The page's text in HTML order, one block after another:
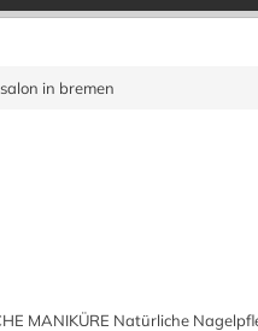
in bremen
MANIKÜRE Natürliche